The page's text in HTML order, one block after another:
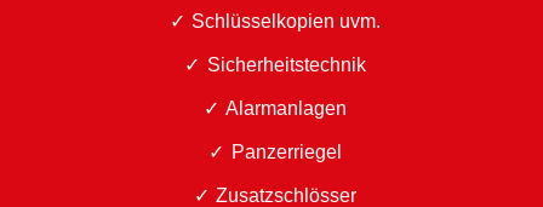
Schlüsselkopien uvm.
Sicherheitstechnik
Alarmanlagen
Panzerriegel
Zusatzschlösser